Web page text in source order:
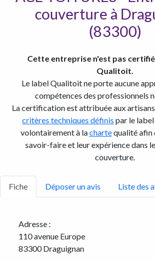
couverture à
(83300)
Cette entreprise n'est pas
Qualitoit.
Le label Qualitoit ne porte aucune
compétences des professionnels
La certification est attribuée aux
critères techniques définis par le
volontairement à lachartequalité afin
savoir-faire et leur expérience dans
couverture.
Fiche Déposer un avis Liste des
Adresse :
110 avenue Europe
83300 Draguignan